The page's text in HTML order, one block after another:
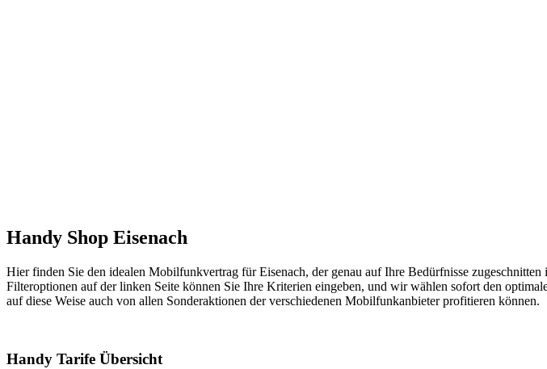
Handy Shop Eisenach
Hier finden Sie den idealen Mobilfunkvertrag für Eisenach, der genau auf Ihre Bedürfnisse
Filteroptionen auf der linken Seite können Sie Ihre Kriterien eingeben, und wir wählen sofort den
auf diese Weise auch von allen Sonderaktionen der verschiedenen Mobilfunkanbieter profitieren können.
Handy Tarife Übersicht